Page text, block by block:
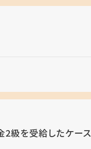
2級を受給したケース